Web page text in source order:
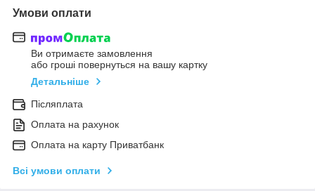
Умови оплати
Ви отримаєте замовлення
або гроші повернуться на вашу картку
Детальніше
Післяплата
Оплата на рахунок
Оплата на карту Приватбанк
Всі умови оплати